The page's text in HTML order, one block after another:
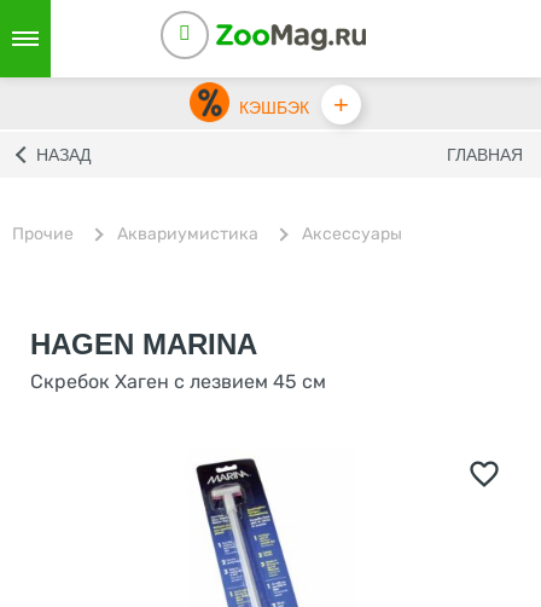
КЭШБЭК +
НАЗАД ГЛАВНАЯ
Прочие Аквариумистика Аксессуары
HAGEN MARINA
Скребок Хаген с лезвием 45 см